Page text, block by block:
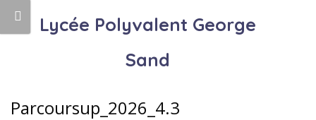
Lycée Polyvalent George
Sand
Parcoursup_2026_4.3